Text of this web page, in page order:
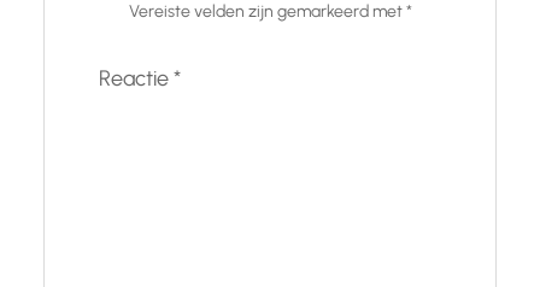
Vereiste velden zijn gemarkeerd met*
Reactie*